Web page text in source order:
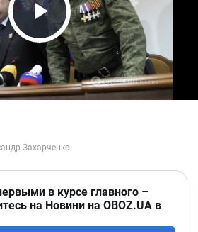
Play Video
в курсе главного –
на Новини на OBOZ.UA в